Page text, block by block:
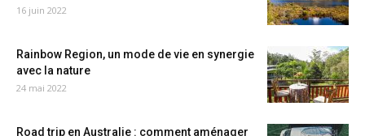
16 juin 2022
Rainbow Region, un mode de vie en synergie
avec la nature
24 mai 2022
Road trip en Australie : comment aménager